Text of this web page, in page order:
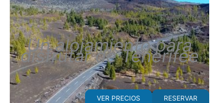
Un alojamiento para
disfrutar de Tenerifee
VER PRECIOS RESERVAR